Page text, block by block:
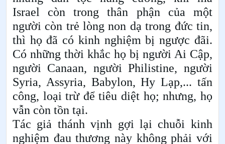
Israel còn trong thân phận của một
người còn trẻ lòng non dạ trong đức tin,
thì họ đã có kinh nghiệm bị ngược đãi.
Có những thời khắc họ bị người Ai Cập,
người Canaan, người Philistine, người
Syria, Assyria, Babylon, Hy Lạp,... tấn
công, loại trừ để tiêu diệt họ; nhưng, họ
vẫn còn tồn tại.
Tác giả thánh vịnh gợi lại chuỗi kinh
nghiệm đau thương này không phải với